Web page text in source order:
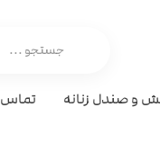
و صندل زنانه تماس